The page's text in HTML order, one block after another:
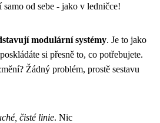
od sebe - jako v ledničce!
modulární systémy. Je to jako
si přesně to, co potřebujete.
Žádný problém, prostě sestavu
čisté linie. Nic